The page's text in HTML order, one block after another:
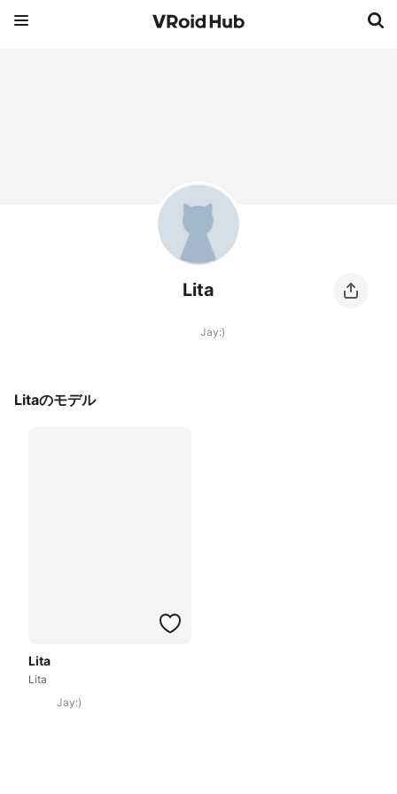
Lita
Jay:)
Litaのモデル
Lita
Lita
Jay:)